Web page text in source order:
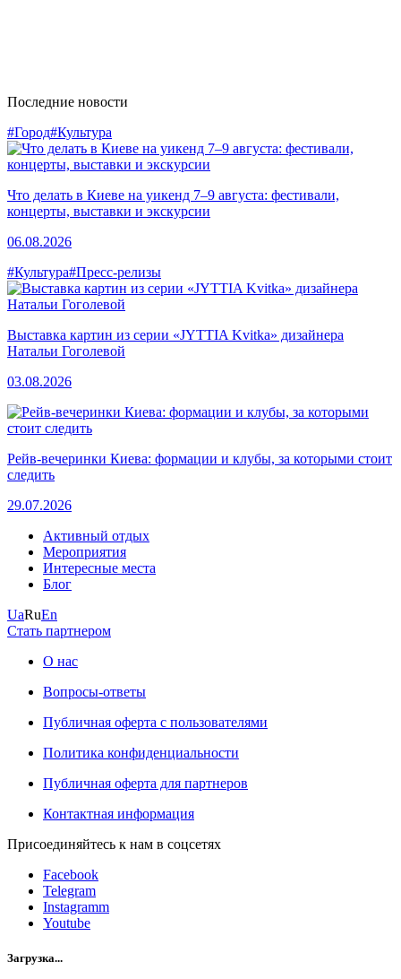
Последние новости
#Город#Культура
Что делать в Киеве на уикенд 7–9 августа: фестивали,
концерты, выставки и экскурсии
06.08.2026
#Культура#Пресс-релизы
Выставка картин из серии «JYTTIA Kvitka» дизайнера
Натальи Гоголевой
03.08.2026
Рейв-вечеринки Киева: формации и клубы, за которыми стоит
следить
29.07.2026
Активный отдых
Мероприятия
Интересные места
Блог
UaRuEn
Стать партнером
О нас
Вопросы-ответы
Публичная оферта с пользователями
Политика конфиденциальности
Публичная оферта для партнеров
Контактная информация
Присоединяйтесь к нам в соцсетях
Facebook
Telegram
Instagramm
Youtube
Загрузка...